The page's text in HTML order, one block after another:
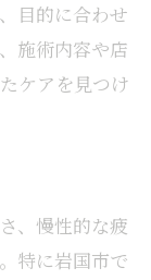
目的に合わせ
施術内容や店
ケアを見つけ
、慢性的な疲
特に岩国市で